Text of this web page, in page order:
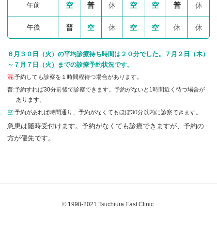
午前 空 普 休 空 空 普 休
午後 普 空 休 空 空 休 休
６月３０日（火）の平均診療待ち時間は２０分でした。７月２日（木）
～７月７日（火）までの診療予約状況です。
混:予約しても診察を１時間程待つ場合があります。
普:予約すれば30分前後で診察できます。予約がないと1時間近く待つ場合が
あります。
空:予約があれば時間通り、予約がなくてもほぼ30分以内に診察できます。
急患は随時受付けます。予約がなくても診療できますが、予約の
方が優先です。
© 1998-2021 Tsuchiura East Clinic.